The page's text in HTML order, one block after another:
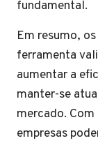
fundamental.
Em resumo,
ferramenta
aumentar a
manter-se
mercado.
empresas